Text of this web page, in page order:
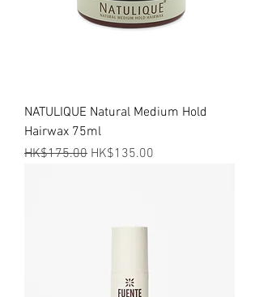
NATULIQUE Natural Medium Hold
Hairwax 75ml
一般價格
HK$175.00 促銷價格
HK$135.00